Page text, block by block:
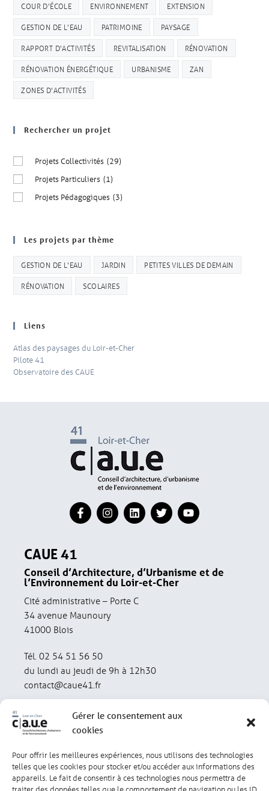
Gérer le consentement aux
cookies
Pour offrir les meilleures expériences, nous utilisons des technologies
telles que les cookies pour stocker et/ou accéder aux informations des
appareils. Le fait de consentir à ces technologies nous permettra de
traiter des données telles que le comportement de navigation ou les ID
COUR D'ÉCOLE ENVIRONNEMENT EXTENSION
GESTION DE L'EAU PATRIMOINE PAYSAGE
RAPPORT D'ACTIVITÉS REVITALISATION RÉNOVATION
RÉNOVATION ÉNERGÉTIQUE URBANISME ZAN
ZONES D'ACTIVITÉS
Rechercher un projet
Projets Collectivités (29)
Projets Particuliers (1)
Projets Pédagogiques (3)
Les projets par thème
GESTION DE L'EAU JARDIN PETITES VILLES DE DEMAIN
RÉNOVATION SCOLAIRES
Liens
Atlas des paysages du Loir-et-Cher
Pilote 41
Observatoire des CAUE
CAUE 41
Conseil d’Architecture, d’Urbanisme et de
l’Environnement du Loir-et-Cher
Cité administrative – Porte C
34 avenue Maunoury
41000 Blois
Tél. 02 54 51 56 50
du lundi au jeudi de 9h à 12h30
contact@caue41.fr
Mentions légales Politique de confidentialité